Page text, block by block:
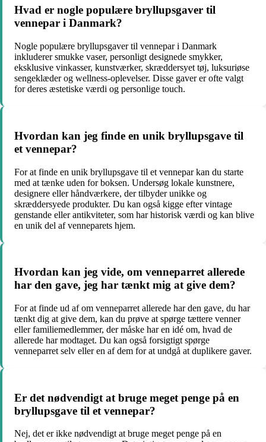
Hvad er nogle populære bryllupsgaver til
vennepar i Danmark?
Nogle populære bryllupsgaver til vennepar i Danmark
inkluderer smukke vaser, personligt designede smykker,
eksklusive vinkasser, kunstværker, skræddersyet tøj, luksuriøse
sengeklæder og wellness-oplevelser. Disse gaver er ofte valgt
for deres æstetiske værdi og personlige touch.
Hvordan kan jeg finde en unik bryllupsgave til
et vennepar?
For at finde en unik bryllupsgave til et vennepar kan du starte
med at tænke uden for boksen. Undersøg lokale kunstnere,
designere eller håndværkere, der tilbyder unikke og
skræddersyede produkter. Du kan også kigge efter vintage
genstande eller antikviteter, som har historisk værdi og kan blive
en unik del af venneparets hjem.
Hvordan kan jeg vide, om venneparret allerede
har den gave, jeg har tænkt mig at give dem?
For at finde ud af om venneparret allerede har den gave, du har
tænkt dig at give dem, kan du prøve at spørge tættere venner
eller familiemedlemmer, der måske har en idé om, hvad de
allerede har modtaget. Du kan også forsigtigt spørge
venneparret selv eller en af dem for at undgå at duplikere gaver.
Er det nødvendigt at bruge meget penge på en
bryllupsgave til et vennepar?
Nej, det er ikke nødvendigt at bruge meget penge på en